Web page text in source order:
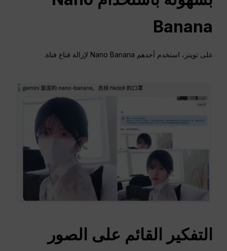
Banana
على تويتر، استخدم أحدهم Nano Banana لإزالة قناع فتاة.
التفكير القائم على الصور